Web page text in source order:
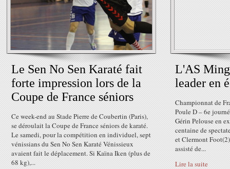
Le Sen No Sen Karaté fait
forte impression lors de la
Coupe de France séniors
Ce week-end au Stade Pierre de Coubertin (Paris),
se déroulait la Coupe de France séniors de karaté.
Le samedi, pour la compétition en individuel, sept
vénissians du Sen No Sen Karaté Vénissieux
avaient fait le déplacement. Si Kaïna Iken (plus de
68 kg),...
L'AS
leader en
Championnat de
Poule D – 6e
Gérin Pelouse en
centaine de
et Clermont
assisté de...
Lire la suite